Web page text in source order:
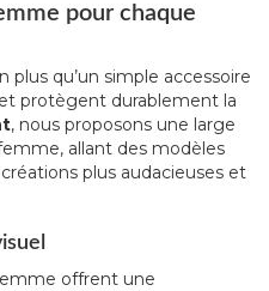
pour chaque
plus qu’un simple accessoire
protègent durablement la
, nous proposons une large
allant des modèles
plus audacieuses et
offrent une